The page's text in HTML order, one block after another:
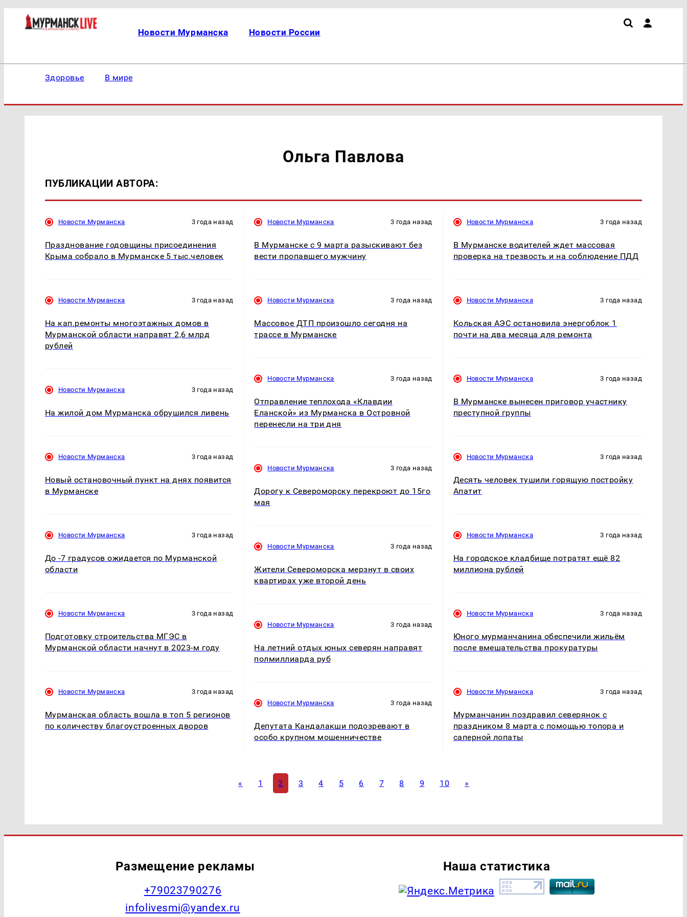
Новости Мурманска Новости России
Здоровье В мире
Ольга Павлова
ПУБЛИКАЦИИ АВТОРА:
Новости Мурманска 3 года назад
Празднование годовщины присоединения
Крыма собрало в Мурманске 5 тыс.человек
Новости Мурманска 3 года назад
На кап.ремонты многоэтажных домов в
Мурманской области направят 2,6 млрд
рублей
Новости Мурманска 3 года назад
На жилой дом Мурманска обрушился ливень
Новости Мурманска 3 года назад
Новый остановочный пункт на днях появится
в Мурманске
Новости Мурманска 3 года назад
До -7 градусов ожидается по Мурманской
области
Новости Мурманска 3 года назад
Подготовку строительства МГЭС в
Мурманской области начнут в 2023-м году
Новости Мурманска 3 года назад
Мурманская область вошла в топ 5 регионов
по количеству благоустроенных дворов
Новости Мурманска 3 года назад
В Мурманске с 9 марта разыскивают без
вести пропавшего мужчину
Новости Мурманска 3 года назад
Массовое ДТП произошло сегодня на
трассе в Мурманске
Новости Мурманска 3 года назад
Отправление теплохода «Клавдии
Еланской» из Мурманска в Островной
перенесли на три дня
Новости Мурманска 3 года назад
Дорогу к Североморску перекроют до 15го
мая
Новости Мурманска 3 года назад
Жители Североморска мерзнут в своих
квартирах уже второй день
Новости Мурманска 3 года назад
На летний отдых юных северян направят
полмиллиарда руб
Новости Мурманска 3 года назад
Депутата Кандалакши подозревают в
особо крупном мошенничестве
Новости Мурманска 3 года назад
В Мурманске водителей ждет массовая
проверка на трезвость и на соблюдение ПДД
Новости Мурманска 3 года назад
Кольская АЭС остановила энергоблок 1
почти на два месяца для ремонта
Новости Мурманска 3 года назад
В Мурманске вынесен приговор участнику
преступной группы
Новости Мурманска 3 года назад
Десять человек тушили горящую постройку
Апатит
Новости Мурманска 3 года назад
На городское кладбище потратят ещё 82
миллиона рублей
Новости Мурманска 3 года назад
Юного мурманчанина обеспечили жильём
после вмешательства прокуратуры
Новости Мурманска 3 года назад
Мурманчанин поздравил северянок с
праздником 8 марта с помощью топора и
саперной лопаты
« 1 2 3 4 5 6 7 8 9 10 »
Размещение рекламы
+79023790276
infolivesmi@yandex.ru
Наша статистика